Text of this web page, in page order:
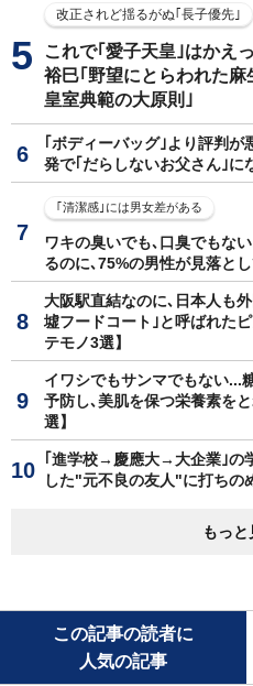
改正されど揺るがぬ｢長子優先｣
これで｢愛子天皇｣はかえ
裕巳｢野望にとらわれた麻
皇室典範の大原則｣
｢ボディーバッグ｣より評判
発で｢だらしないお父さん｣に
｢清潔感｣には男女差がある
ワキの臭いでも､口臭でもな
るのに､75%の男性が見落と
大阪駅直結なのに､日本人も
墟フードコート｣と呼ばれた
テモノ3選】
イワシでもサンマでもない...
予防し､美肌を保つ栄養素を
選】
｢進学校→慶應大→大企業｣の
した"元不良の友人"に打ちの
もっと
この記事の読者に
人気の記事